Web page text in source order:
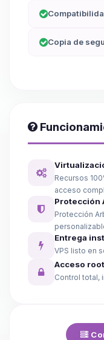
Copia de
Recursos
acceso
Protección
Protección
Entrega
VPS listo en
Acceso
Control total,